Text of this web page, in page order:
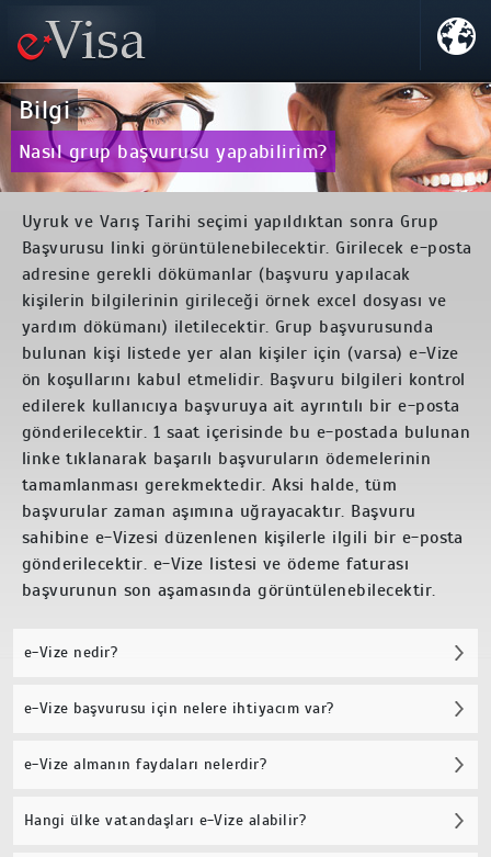
Bilgi
Nasıl grup başvurusu yapabilirim?
Uyruk ve Varış Tarihi seçimi yapıldıktan sonra Grup
Başvurusu linki görüntülenebilecektir. Girilecek e-posta
adresine gerekli dökümanlar (başvuru yapılacak
kişilerin bilgilerinin girileceği örnek excel dosyası ve
yardım dökümanı) iletilecektir. Grup başvurusunda
bulunan kişi listede yer alan kişiler için (varsa) e-Vize
ön koşullarını kabul etmelidir. Başvuru bilgileri kontrol
edilerek kullanıcıya başvuruya ait ayrıntılı bir e-posta
gönderilecektir. 1 saat içerisinde bu e-postada bulunan
linke tıklanarak başarılı başvuruların ödemelerinin
tamamlanması gerekmektedir. Aksi halde, tüm
başvurular zaman aşımına uğrayacaktır. Başvuru
sahibine e-Vizesi düzenlenen kişilerle ilgili bir e-posta
gönderilecektir. e-Vize listesi ve ödeme faturası
başvurunun son aşamasında görüntülenebilecektir.
e-Vize nedir?
e-Vize başvurusu için nelere ihtiyacım var?
e-Vize almanın faydaları nelerdir?
Hangi ülke vatandaşları e-Vize alabilir?